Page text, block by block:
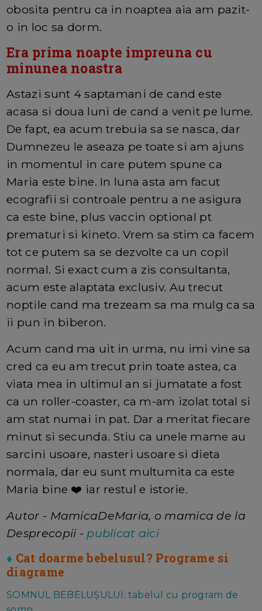
obosita pentru ca in noaptea aia am pazit-
o in loc sa dorm.
Era prima noapte impreuna cu
minunea noastra
Astazi sunt 4 saptamani de cand este
acasa si doua luni de cand a venit pe lume.
De fapt, ea acum trebuia sa se nasca, dar
Dumnezeu le aseaza pe toate si am ajuns
in momentul in care putem spune ca
Maria este bine. In luna asta am facut
ecografii si controale pentru a ne asigura
ca este bine, plus vaccin optional pt
prematuri si kineto. Vrem sa stim ca facem
tot ce putem sa se dezvolte ca un copil
normal. Si exact cum a zis consultanta,
acum este alaptata exclusiv. Au trecut
noptile cand ma trezeam sa ma mulg ca sa
ii pun in biberon.
Acum cand ma uit in urma, nu imi vine sa
cred ca eu am trecut prin toate astea, ca
viata mea in ultimul an si jumatate a fost
ca un roller-coaster, ca m-am izolat total si
am stat numai in pat. Dar a meritat fiecare
minut si secunda. Stiu ca unele mame au
sarcini usoare, nasteri usoare si dieta
normala, dar eu sunt multumita ca este
Maria bine ❤️ iar restul e istorie.
Autor - MamicaDeMaria, o mamica de la
Desprecopii - publicat aici
♦ Cat doarme bebelusul? Programe si
diagrame
SOMNUL BEBELUȘULUI: tabelul cu program de